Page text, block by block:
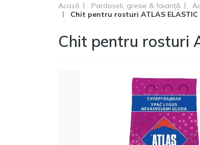
Căutat frecvent
Sniezka
Acasă Pardoseli, gresie & faianță
Chit pentru rosturi ATLAS ELASTIC
Chit pentru rosturi